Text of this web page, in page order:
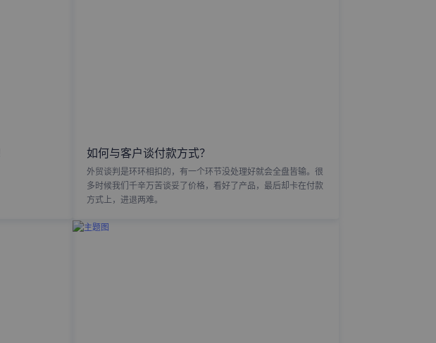
如何与客户谈付款方式？
外贸谈判是环环相扣的，有一个环节没处理好就会全盘皆输。很
多时候我们千辛万苦谈妥了价格，看好了产品，最后却卡在付款
方式上，进退两难。